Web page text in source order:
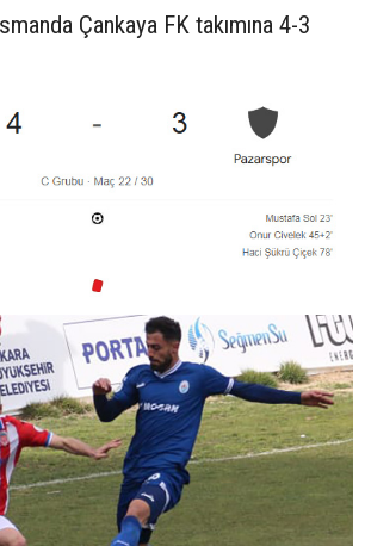
Çankaya FK takımına 4-3